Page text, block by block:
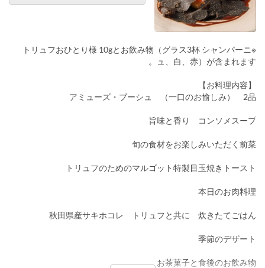
※トリュフおひとり様 10gとお飲み物（グラス3杯 シャンパーニ
ュ、白、赤）が含まれます。
【お料理内容】
アミューズ・ブーシュ （一口のお愉しみ） 2品
旨味と香り コンソメスープ
旬の食材をお楽しみいただく前菜
トリュフのためのマルゴット特製目玉焼きトースト
本日のお肉料理
秋田県産サキホコレ トリュフと共に 炊きたてごはん
季節のデザート
お茶菓子と食後のお飲み物